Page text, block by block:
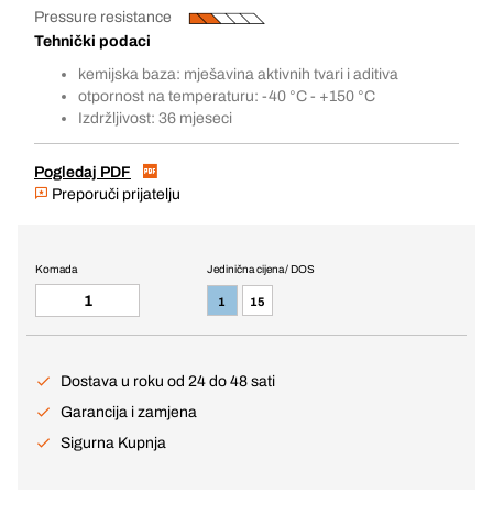
Pressure resistance
Tehnički podaci
kemijska baza: mješavina aktivnih tvari i aditiva
otpornost na temperaturu: -40 °C - +150 °C
Izdržljivost: 36 mjeseci
Pogledaj PDF
Preporuči prijatelju
Jedinična cijena / DOS
1 15
Komada
Dostava u roku od 24 do 48 sati
Garancija i zamjena
Sigurna Kupnja